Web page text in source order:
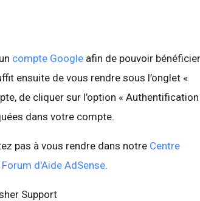
compte Google afin de pouvoir
ensuite de vous rendre sous l’onglet «
de cliquer sur l’option «
dans votre compte.
pas à vous rendre dans notre Centre
Forum d'Aide AdSense.
Support